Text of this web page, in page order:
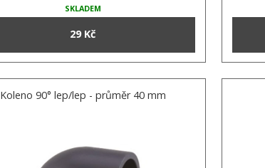
SKLADEM
29 Kč
Koleno 90° lep/lep - průměr 40 mm